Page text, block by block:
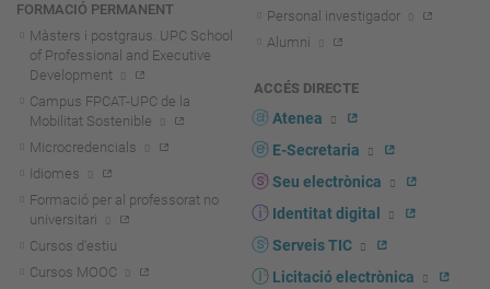
FORMACIÓ PERMANENT
Màsters i postgraus. UPC School
of Professional and Executive
Development
Campus FPCAT-UPC de la
Mobilitat Sostenible
Microcredencials
Idiomes
Formació per al professorat no
universitari
Cursos d'estiu
Cursos MOOC
Personal investigador
Alumni
ACCÉS DIRECTE
Atenea
E-Secretaria
Seu electrònica
Identitat digital
Serveis TIC
Licitació electrònica